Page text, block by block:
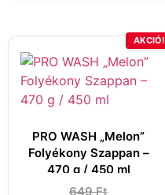
AKCIÓ!
PRO WASH „Melon”
Folyékony Szappan –
470 g / 450 ml
649Ft
Original
Current